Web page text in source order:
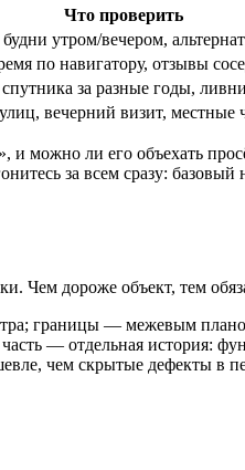
Что проверить
утром/вечером,
по навигатору, отзывы
за разные годы,
вечерний визит, местные
и можно ли его объехать
за всем сразу:
Чем дороже объект, тем
границы — межевым
— отдельная история:
чем скрытые дефекты в